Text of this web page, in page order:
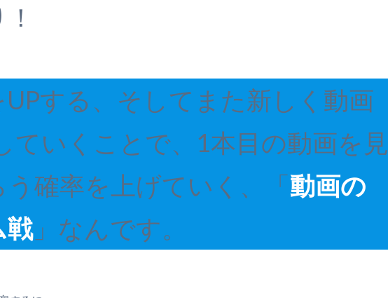
UPする、そしてまた新しく動画
ていくことで、1本目の動画を見
う確率を上げていく、「動画の
戦」なんです。